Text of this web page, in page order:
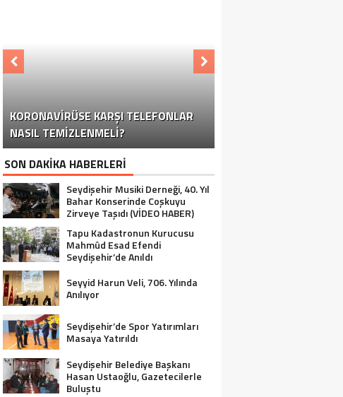
KORONAVIRÜSE KARŞI TELEFONLAR
NASIL TEMIZLENMELI?
KORONAVIRÜSE KARŞI TELEFONLAR
NASIL TEMIZLENMELI?
KORONAVIRÜSE KARŞI TELEFONLAR
NASIL TEMIZLENMELI?
KORONAVIRÜSE KARŞI TELEFONLAR
NASIL TEMIZLENMELI?
YOĞUN KAR YAĞIŞI TRAFIĞI OLUMSUZ
YALIHÜYÜK’TE OZANLI GECE
SON DAKİKA HABERLERİ
Seydişehir Musiki Derneği, 40. Yıl
Bahar Konserinde Coşkuyu
Zirveye Taşıdı (VİDEO HABER)
Tapu Kadastronun Kurucusu
Mahmûd Esad Efendi
Seydişehir’de Anıldı
Seyyid Harun Veli, 706. Yılında
Anılıyor
Seydişehir’de Spor Yatırımları
Masaya Yatırıldı
Seydişehir Belediye Başkanı
Hasan Ustaoğlu, Gazetecilerle
Buluştu